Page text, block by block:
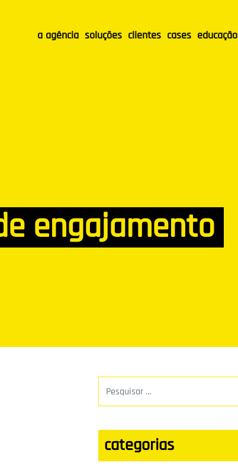
a agência soluções clientes cases educação
engajamento
categorias